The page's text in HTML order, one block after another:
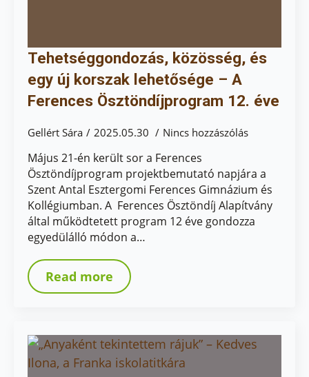
Tehetséggondozás, közösség, és
egy új korszak lehetősége – A
Ferences Ösztöndíjprogram 12. éve
Gellért Sára 2025.05.30 Nincs hozzászólás
Május 21-én került sor a Ferences
Ösztöndíjprogram projektbemutató napjára a
Szent Antal Esztergomi Ferences Gimnázium és
Kollégiumban. A Ferences Ösztöndíj Alapítvány
által működtetett program 12 éve gondozza
egyedülálló módon a…
Read more